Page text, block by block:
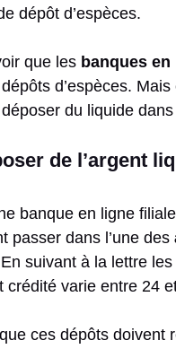
dépôt d’espèces.
que les banques
d’espèces.
du liquide
de l’argent
banque en ligne
passer dans l’une des
suivant à la lettre
crédité varie entre 24
ces dépôts doivent